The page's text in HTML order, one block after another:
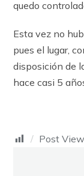
quedo
Esta vez no
pues el lugar,
disposición de
hace casi 5
Post